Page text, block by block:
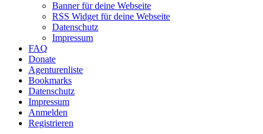
Banner für deine Webseite
RSS Widget für deine Webseite
Datenschutz
Impressum
FAQ
Donate
Agenturenliste
Bookmarks
Datenschutz
Impressum
Anmelden
Registrieren